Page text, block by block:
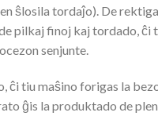
ŝlosila tordaĵo). De
pilkaj finoj kaj tordado, ĉi
senjunte.
ĉi tiu maŝino forigas la
ĝis la produktado de